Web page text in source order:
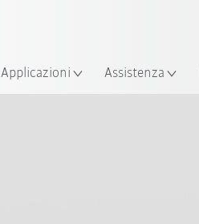
Applicazioni Assistenza